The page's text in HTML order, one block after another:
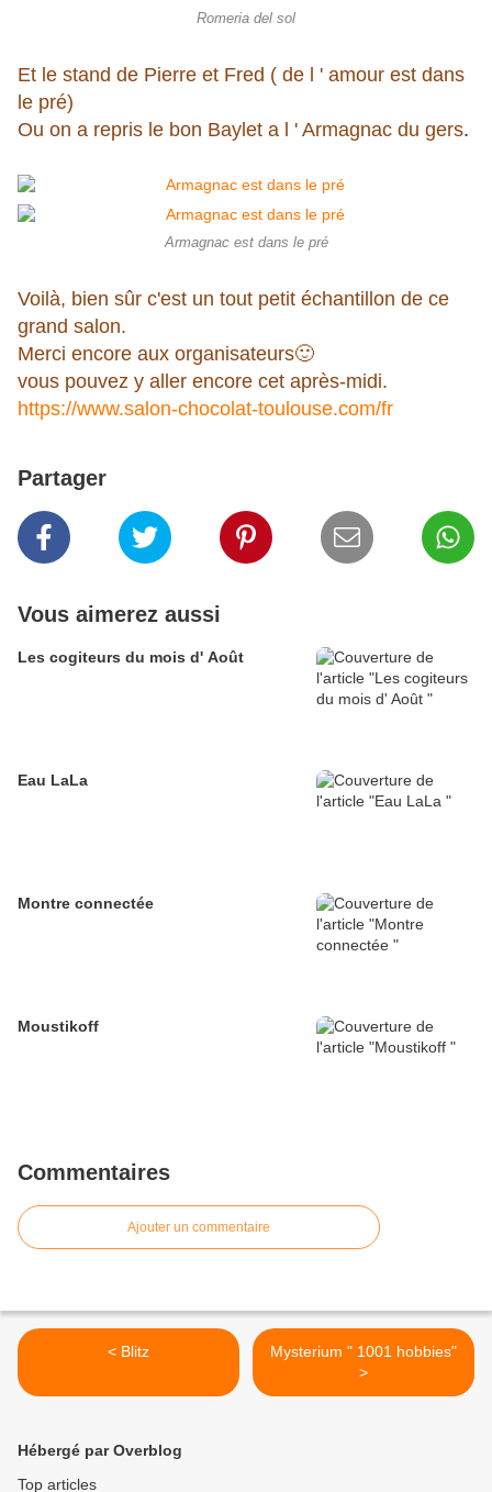
Romeria del sol
Et le stand de Pierre et Fred ( de l ' amour est dans
le pré)
Ou on a repris le bon Baylet a l ' Armagnac du gers.
Armagnac est dans le pré
Voilà, bien sûr c'est un tout petit échantillon de ce
grand salon.
Merci encore aux organisateurs🙂
vous pouvez y aller encore cet après-midi.
https://www.salon-chocolat-toulouse.com/fr
Partager
Vous aimerez aussi
Les cogiteurs du mois d' Août
Eau LaLa
Montre connectée
Moustikoff
Commentaires
Ajouter un commentaire
< Blitz
Mysterium " 1001 hobbies"
>
Hébergé par Overblog
Top articles